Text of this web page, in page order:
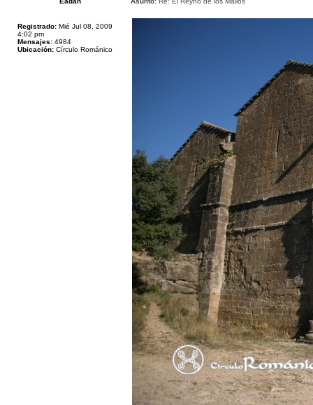
Registrado: Mié Jul 08, 2009
4:02 pm
Mensajes: 4984
Ubicación: Círculo Románico